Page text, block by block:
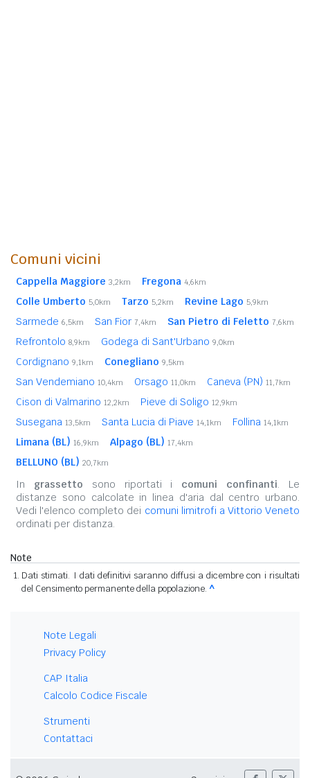
Comuni vicini
Cappella Maggiore 3,2km Fregona 4,6km
Colle Umberto 5,0km Tarzo 5,2km Revine Lago 5,9km
Sarmede 6,5km San Fior 7,4km San Pietro di Feletto 7,6km
Refrontolo 8,9km Godega di Sant'Urbano 9,0km
Cordignano 9,1km Conegliano 9,5km
San Vendemiano 10,4km Orsago 11,0km Caneva (PN) 11,7km
Cison di Valmarino 12,2km Pieve di Soligo 12,9km
Susegana 13,5km Santa Lucia di Piave 14,1km Follina 14,1km
Limana (BL) 16,9km Alpago (BL) 17,4km
BELLUNO (BL) 20,7km
In grassetto sono riportati i comuni confinanti. Le
distanze sono calcolate in linea d'aria dal centro urbano.
Vedi l'elenco completo dei comuni limitrofi a Vittorio Veneto
ordinati per distanza.
Note
Dati stimati. I dati definitivi saranno diffusi a dicembre con i risultati
del Censimento permanente della popolazione. ^
Note Legali
Privacy Policy
CAP Italia
Calcolo Codice Fiscale
Strumenti
Contattaci